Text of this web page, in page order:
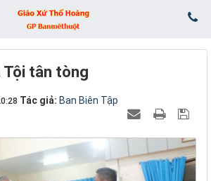
Tội tân tòng
Tác giả: Ban Biên Tập